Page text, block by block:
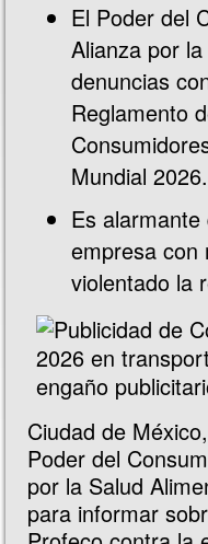
El Poder del
Alianza por
denuncias
Reglamento
Mundial 2026.
Es
empresa con
violentado la
Ciudad de
Poder del
por la Salud
para informar